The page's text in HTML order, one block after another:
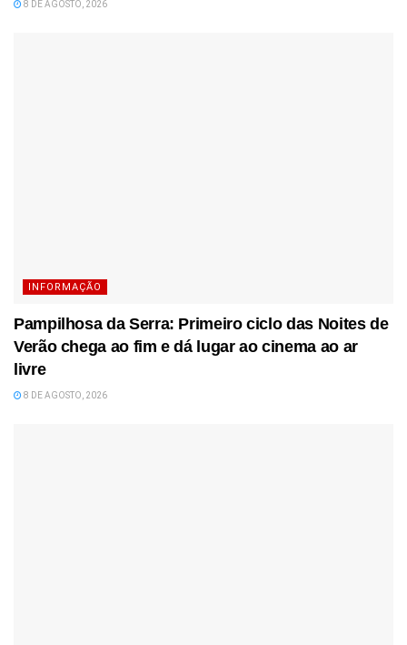
8 DE AGOSTO, 2026
INFORMAÇÃO
Pampilhosa da Serra: Primeiro ciclo das Noites de
Verão chega ao fim e dá lugar ao cinema ao ar
livre
8 DE AGOSTO, 2026